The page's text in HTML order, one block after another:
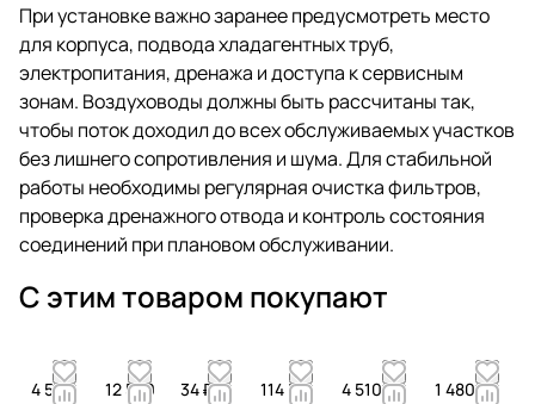
При установке важно заранее предусмотреть место
для корпуса, подвода хладагентных труб,
электропитания, дренажа и доступа к сервисным
зонам. Воздуховоды должны быть рассчитаны так,
чтобы поток доходил до всех обслуживаемых участков
без лишнего сопротивления и шума. Для стабильной
работы необходимы регулярная очистка фильтров,
проверка дренажного отвода и контроль состояния
соединений при плановом обслуживании.
С этим товаром покупают
4 590
12 540
34 ₽ 114 ₽ 4 510 ₽ 1 480 ₽